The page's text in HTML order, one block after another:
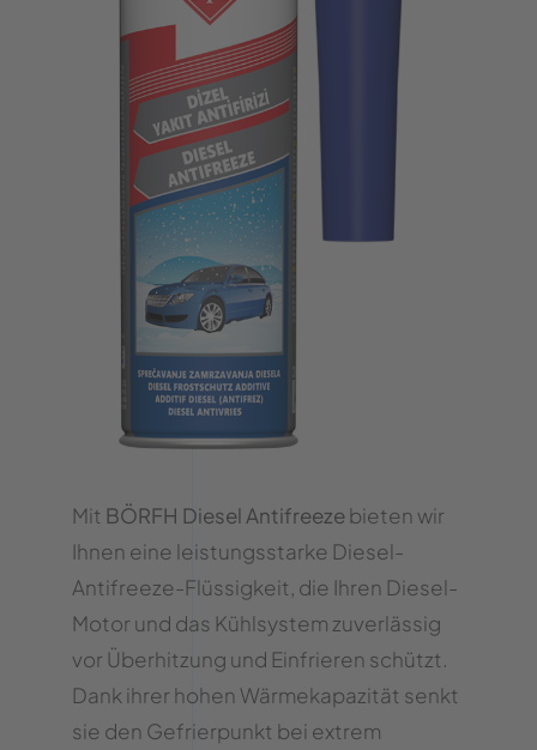
Mit BÖRFH Diesel Antifreezebieten wir
Ihnen eine leistungsstarke Diesel-
Antifreeze-Flüssigkeit, die Ihren Diesel-
Motor und das Kühlsystem zuverlässig
vor Überhitzung und Einfrieren schützt.
Dank ihrer hohen Wärmekapazität senkt
sie den Gefrierpunkt bei extrem